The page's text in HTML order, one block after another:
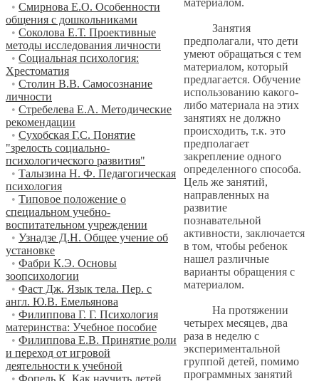
• Смирнова Е.О. Особенности
общения с дошкольниками
• Соколова Е.Т. Проективные
методы исследования личности
• Социальная психология:
Хрестоматия
• Столин В.В. Самосознание
личности
• Стребелева Е.А. Методические
рекомендации
• Сухобская Г.С. Понятие
"зрелость социально-
психологического развития"
• Талызина Н. Ф. Педагогическая
психология
• Типовое положение о
специальном учебно-
воспитательном учреждении
• Узнадзе Д.Н. Общее учение об
установке
• Фабри К.Э. Основы
зоопсихологии
• Фаст Дж. Язык тела. Пер. с
англ. Ю.В. Емельянова
• Филиппова Г. Г. Психология
материнства: Учебное пособие
• Филиппова Е.В. Принятие роли
и переход от игровой
деятельности к учебной
• Фопель К. Как научить детей
Занятия
предполагали, что дети
умеют обращаться с тем
материалом, который
предлагается. Обучение
использованию какого-
либо материала на этих
занятиях не должно
происходить, т.к. это
предполагает
закрепление одного
определенного способа.
Цель же занятий,
направленных на
развитие
познавательной
активности, заключается
в том, чтобы ребенок
нашел различные
варианты обращения с
материалом.
На протяжении
четырех месяцев, два
раза в неделю с
экспериментальной
группой детей, помимо
программных занятий